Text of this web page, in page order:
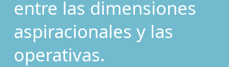
entre las dimensiones
aspiracionales y las
operativas.